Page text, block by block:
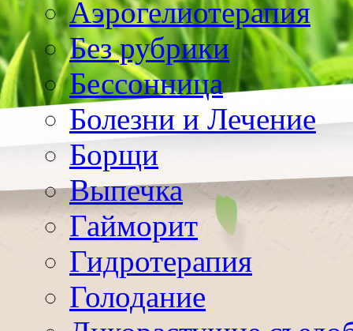
Аэрогелиотерапия
Без рубрики
Бессонница
Болезни и Лечение
Борщи
Выпечка
Гайморит
Гидротерапия
Голодание